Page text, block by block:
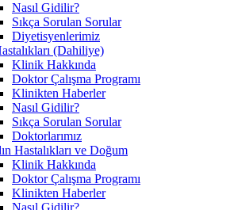
Nasıl Gidilir?
Sıkça Sorulan Sorular
Diyetisyenlerimiz
(Dahiliye)
Klinik Hakkında
Doktor Çalışma Programı
Klinikten Haberler
Nasıl Gidilir?
Sıkça Sorulan Sorular
Doktorlarımız
Hastalıkları ve Doğum
Klinik Hakkında
Doktor Çalışma Programı
Klinikten Haberler
Nasıl Gidilir?